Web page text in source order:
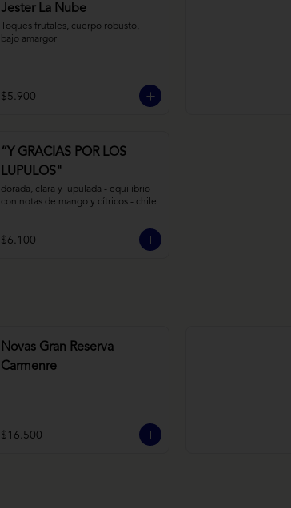
Jester La Nube
Toques frutales, cuerpo robusto,
bajo amargor
$5.900
“Y GRACIAS POR LOS
LUPULOS"
dorada, clara y lupulada - equilibrio
con notas de mango y cítricos - chile
$6.100
Novas Gran Reserva
Carmenre
$16.500